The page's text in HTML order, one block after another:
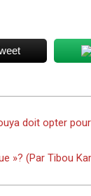
doit opter
»? (Par Tibou